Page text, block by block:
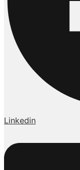
Linkedin